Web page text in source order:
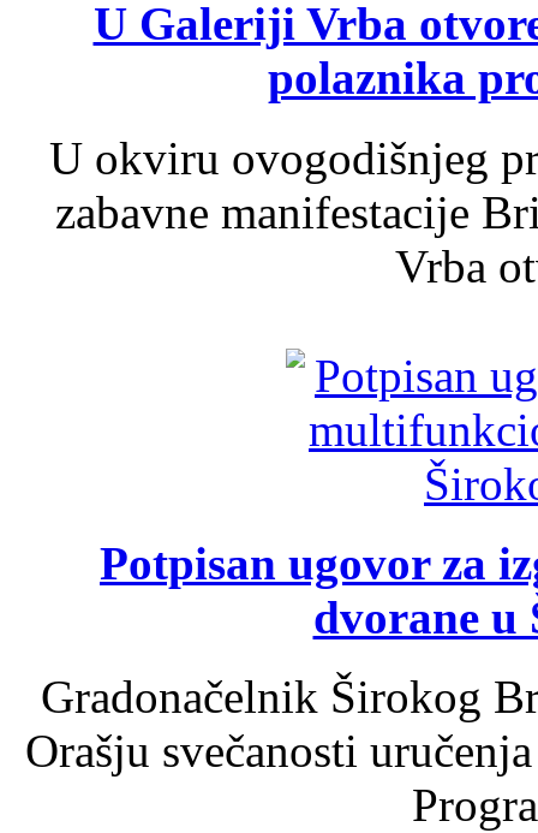
U Galeriji Vrba
polaznika
U okviru ovogodišnjeg
zabavne manifestacije
Vrba
Potpisan ugovor za
dvorane u
Gradonačelnik Širokog
Orašju svečanosti